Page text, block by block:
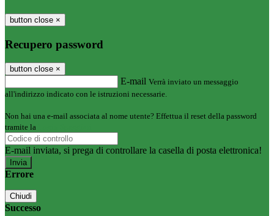
button close ×
Recupero password
button close ×
E-mail Verrà inviato un messaggio
all'indirizzo indicato con le istruzioni necessarie.
Non hai una e-mail associata al nome utente? Effettua il reset della password
tramite la
E-mail inviata, si prega di controllare la casella di posta elettronica!
Errore
Chiudi
Successo